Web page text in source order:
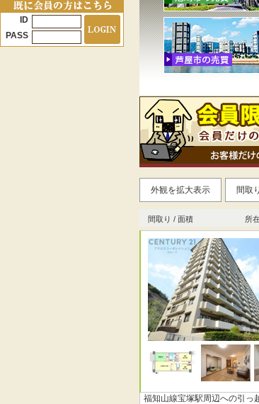
外観を拡大表示 間取
間取り / 面積 所
福知山線宝塚駅周辺への引っ
ID
PASS